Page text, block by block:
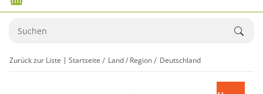
Zurück zur Liste Startseite Land / Region Deutschland